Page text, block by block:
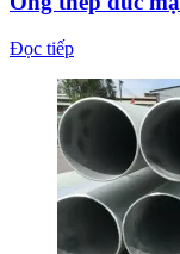
Đọc tiếp